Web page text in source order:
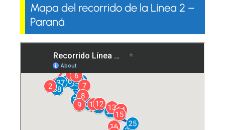
Mapa del recorrido de la Línea 2 –
Paraná